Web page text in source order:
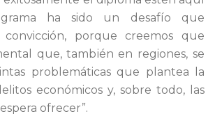
ha sido un desafío que
convicción, porque creemos que
que, también en regiones, se
problemáticas que plantea la
económicos y, sobre todo, las
ofrecer”.